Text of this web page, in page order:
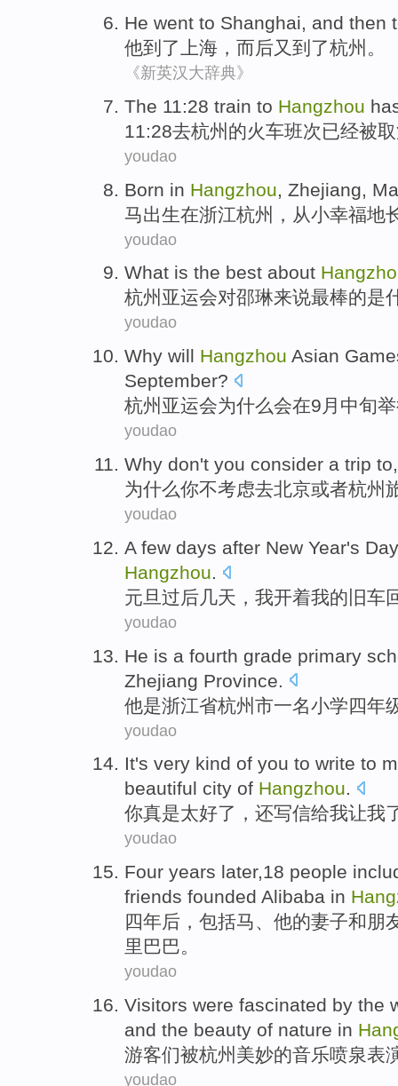
He went to Shanghai, and then
他到了 上海 ， 而后又 到了杭州 。
《新英汉大辞典》
The 11:28 train to Hangzhou
11:28去杭州 的火车班次已经被
youdao
Born in Hangzhou Zhejiang
Ma
马出生在浙江杭州 ，从小幸福地
youdao
What is the best about
杭州 亚运会对邵琳来说最棒的是
youdao
Why will Hangzhou Asian
September?
杭州 亚运会为什么会在9月中旬
youdao
Why don't you consider a trip
为什么你不考虑去北京或者杭州
youdao
A few days after New Year's Day
Hangzhou.
元旦 过后几天 ， 我开着我的 旧车
youdao
He is a fourth grade primary
Zhejiang Province.
他是浙江省杭州市一名小学四年
youdao
It's very kind of you to write to
beautiful city of Hangzhou.
你真是太好了 ，还写信给我让我
youdao
Four years later,18 people
friends founded Alibaba in
四年后 ， 包括马、 他的妻子和 朋
里巴巴。
youdao
Visitors were fascinated by the
and the beauty of nature in
游客们被杭州 美妙的音乐喷泉表
youdao